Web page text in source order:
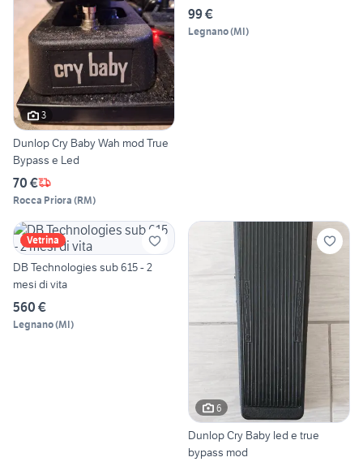
3
Dunlop Cry Baby Wah mod True
Bypass e Led
70 €
Rocca Priora (RM)
99 €
Legnano(MI)
Vetrina
DB Technologies sub 615 - 2
mesi di vita
560 €
Legnano(MI)
6
Dunlop Cry Baby led e true
bypass mod